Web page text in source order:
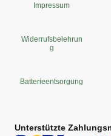
Impressum
Widerrufsbelehrun
g
Batterieentsorgung
Unterstützte